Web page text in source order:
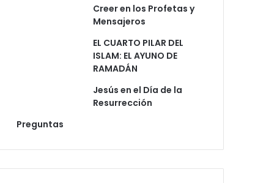
Creer en los Profetas y
Mensajeros
EL CUARTO PILAR DEL
ISLAM: EL AYUNO DE
RAMADÁN
Jesús en el Día de la
Resurrección
Preguntas